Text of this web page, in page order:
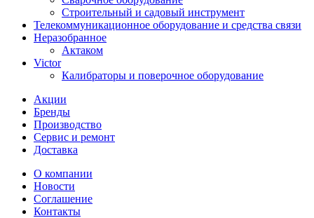
Строительный и садовый инструмент
Телекоммуникационное оборудование и средства связи
Неразобранное
Актаком
Victor
Калибраторы и поверочное оборудование
Акции
Бренды
Производство
Сервис и ремонт
Доставка
О компании
Новости
Соглашение
Контакты